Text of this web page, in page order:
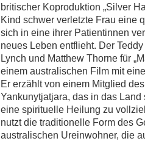
britischer Koproduktion „Silver
Kind schwer verletzte Frau eine
sich in eine ihrer Patientinnen
neues Leben entflieht. Der
Lynch und Matthew Thorne für
einem australischen Film mit
Er erzählt von einem Mitglied
Yankunytjatjara, das in das
eine spirituelle Heilung zu
nutzt die traditionelle Form des
australischen Ureinwohner, die